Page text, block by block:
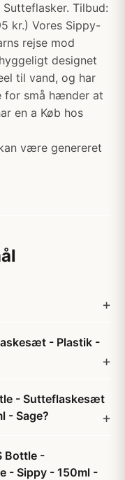
Tilbud:
kr.) Vores Sippy-
rejse mod
designet
til vand, og har
for små hænder at
en a Køb hos
være genereret
- Plastik -
- Sutteflaskesæt
- Sage?
Bottle -
- Sippy - 150ml -